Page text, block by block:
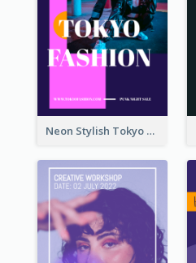
Neon Stylish Tokyo Fashion Night Sale Instagram Design